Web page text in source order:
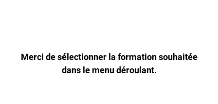
Merci de sélectionner la formation souhaitée
dans le menu déroulant.